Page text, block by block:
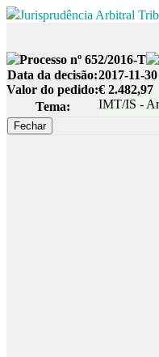
Jurisprudência Arbitral
Processo nº 652/2016-T
Data da decisão:2017-11-30
Valor do pedido:€ 2.482,97
Tema:
IMT/IS -